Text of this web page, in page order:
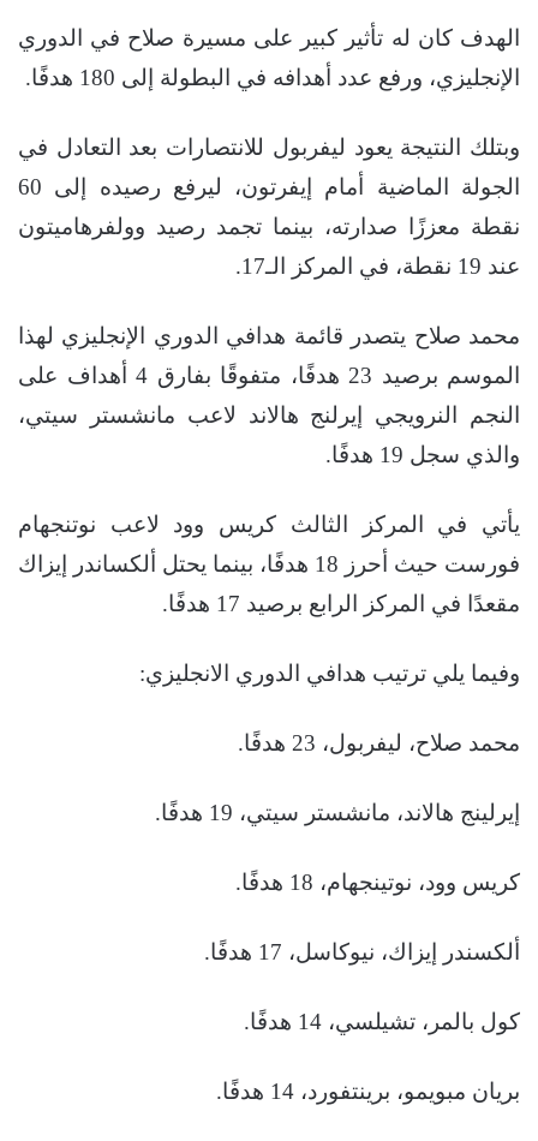
الهدف كان له تأثير كبير على مسيرة صلاح في الدوري
الإنجليزي، ورفع عدد أهدافه في البطولة إلى 180 هدفًا.
وبتلك النتيجة يعود ليفربول للانتصارات بعد التعادل في
الجولة الماضية أمام إيفرتون، ليرفع رصيده إلى 60
نقطة معززًا صدارته، بينما تجمد رصيد وولفرهاميتون
عند 19 نقطة، في المركز الـ17.
محمد صلاح يتصدر قائمة هدافي الدوري الإنجليزي لهذا
الموسم برصيد 23 هدفًا، متفوقًا بفارق 4 أهداف على
النجم النرويجي إيرلنج هالاند لاعب مانشستر سيتي،
والذي سجل 19 هدفًا.
يأتي في المركز الثالث كريس وود لاعب نوتنجهام
فورست حيث أحرز 18 هدفًا، بينما يحتل ألكساندر إيزاك
مقعدًا في المركز الرابع برصيد 17 هدفًا.
وفيما يلي ترتيب هدافي الدوري الانجليزي:
محمد صلاح، ليفربول، 23 هدفًا.
إيرلينج هالاند، مانشستر سيتي، 19 هدفًا.
كريس وود، نوتينجهام، 18 هدفًا.
ألكسندر إيزاك، نيوكاسل، 17 هدفًا.
كول بالمر، تشيلسي، 14 هدفًا.
بريان مبويمو، برينتفورد، 14 هدفًا.